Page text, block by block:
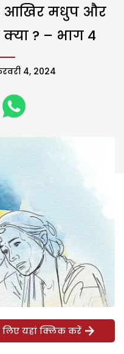
आखिर मधुप और
क्या ? – भाग 4
4, 2024
यहां क्लिक करें